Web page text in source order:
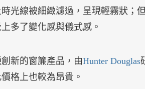
光線被細緻濾過，呈現輕霧狀；
多了變化感與儀式感。
新的窗簾產品，由Hunter Douglas
格上也較為昂貴。